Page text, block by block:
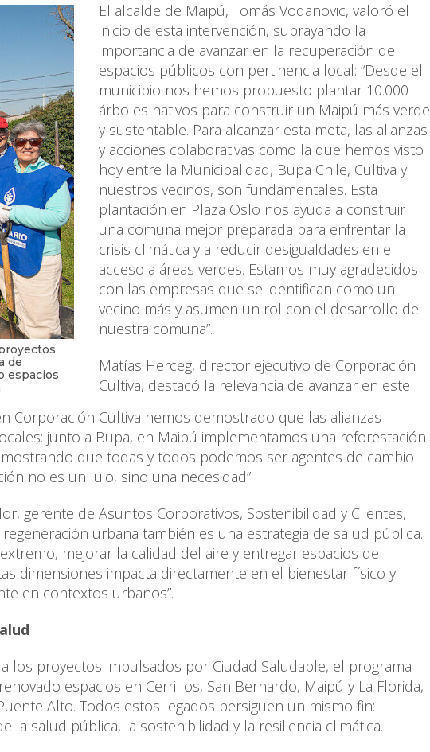
de
espacios
El alcalde de Maipú, Tomás Vodanovic, valoró el
inicio de esta intervención, subrayando la
importancia de avanzar en la recuperación de
espacios públicos con pertinencia local: “Desde el
municipio nos hemos propuesto plantar 10.000
árboles nativos para construir un Maipú más verde
y sustentable. Para alcanzar esta meta, las alianzas
y acciones colaborativas como la que hemos visto
hoy entre la Municipalidad, Bupa Chile, Cultiva y
nuestros vecinos, son fundamentales. Esta
plantación en Plaza Oslo nos ayuda a construir
una comuna mejor preparada para enfrentar la
crisis climática y a reducir desigualdades en el
acceso a áreas verdes. Estamos muy agradecidos
con las empresas que se identifican como un
vecino más y asumen un rol con el desarrollo de
nuestra comuna”.
Matías Herceg, director ejecutivo de Corporación
Cultiva, destacó la relevancia de avanzar en este
Corporación Cultiva hemos demostrado que las alianzas
junto a Bupa, en Maipú implementamos una reforestación
que todas y todos podemos ser agentes de cambio
no es un lujo, sino una necesidad”.
gerente de Asuntos Corporativos, Sostenibilidad y Clientes,
urbana también es una estrategia de salud pública.
mejorar la calidad del aire y entregar espacios de
dimensiones impacta directamente en el bienestar físico y
en contextos urbanos”.
los proyectos impulsados por Ciudad Saludable, el programa
espacios en Cerrillos, San Bernardo, Maipú y La Florida,
Alto. Todos estos legados persiguen un mismo fin:
la salud pública, la sostenibilidad y la resiliencia climática.